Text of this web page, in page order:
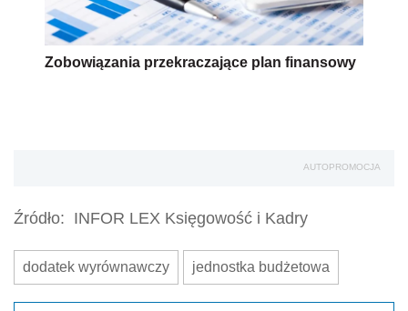
Zobowiązania przekraczające plan finansowy
AUTOPROMOCJA
Źródło: INFOR LEX Księgowość i Kadry
dodatek wyrównawczy jednostka budżetowa